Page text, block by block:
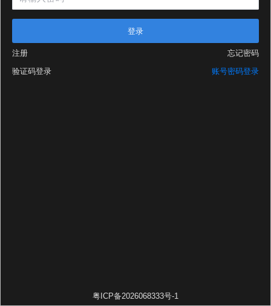
登录
注册
忘记密码
验证码登录
账号密码登录
粤ICP备2026068333号-1